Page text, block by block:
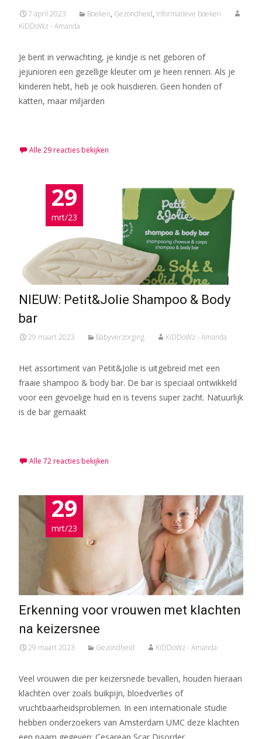
7 april 2023 Boeken, Gezondheid, Informatieve boeken
KiDDoWz - Amanda
Je bent in verwachting, je kindje is net geboren of
jejunioren een gezellige kleuter om je heen rennen. Als je
kinderen hebt, heb je ook huisdieren. Geen honden of
katten, maar miljarden
Alle 29 reacties bekijken
29
mrt/23
NIEUW: Petit&Jolie Shampoo & Body
bar
29 maart 2023 Babyverzorging KiDDoWz - Amanda
Het assortiment van Petit&Jolie is uitgebreid met een
fraaie shampoo & body bar. De bar is speciaal ontwikkeld
voor een gevoelige huid en is tevens super zacht. Natuurlijk
is de bar gemaakt
Alle 72 reacties bekijken
29
mrt/23
Erkenning voor vrouwen met klachten
na keizersnee
29 maart 2023 Gezondheid KiDDoWz - Amanda
Veel vrouwen die per keizersnede bevallen, houden hieraan
klachten over zoals buikpijn, bloedverlies of
vruchtbaarheidsproblemen. In een internationale studie
hebben onderzoekers van Amsterdam UMC deze klachten